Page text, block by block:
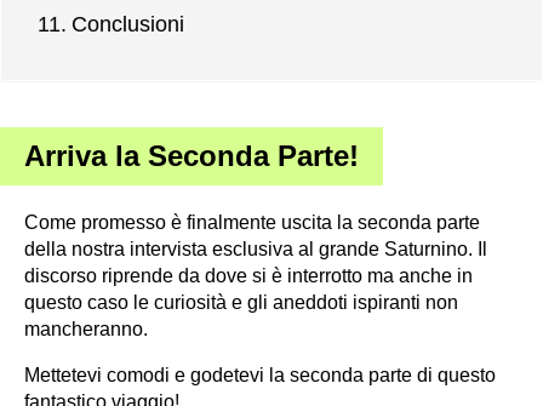
Conclusioni
Arriva la Seconda Parte!
Come promesso è finalmente uscita la seconda parte
della nostra intervista esclusiva al grande Saturnino. Il
discorso riprende da dove si è interrotto ma anche in
questo caso le curiosità e gli aneddoti ispiranti non
mancheranno.
Mettetevi comodi e godetevi la seconda parte di questo